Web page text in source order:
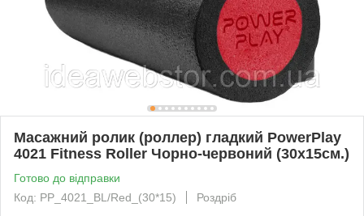
Масажний ролик (роллер) гладкий PowerPlay
4021 Fitness Roller Чорно-червоний (30x15см.)
Готово до відправки
Код: PP_4021_BL/Red_(30*15)
Роздріб